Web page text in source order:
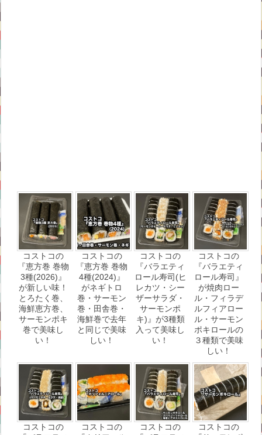
コストコの
『恵方巻 巻物
3種(2026)』
が新しい味！
とろたく巻、
海鮮恵方巻、
サーモンポキ
巻で美味し
い！
コストコの
『恵方巻 巻物
4種(2024)』
がネギトロ
巻・サーモン
巻・田舎巻・
海鮮巻で去年
と同じで美味
しい！
コストコの
『バラエティ
ロール寿司(ヒ
レカツ・シー
ザーサラダ・
サーモンポ
キ)』が3種類
入って美味し
い！
コストコの
『バラエティ
ロール寿司』
が焼肉ロー
ル・フィラデ
ルフィアロー
ル・サーモン
ポキロールの
３種類で美味
しい！
コストコの
コストコの
コストコの
コストコの